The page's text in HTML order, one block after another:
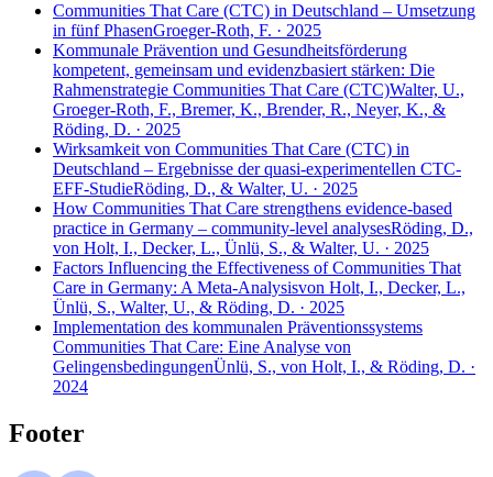
Communities That Care (CTC) in Deutschland – Umsetzung
in fünf PhasenGroeger-Roth, F. · 2025
Kommunale Prävention und Gesundheitsförderung
kompetent, gemeinsam und evidenzbasiert stärken: Die
Rahmenstrategie Communities That Care (CTC)Walter, U.,
Groeger-Roth, F., Bremer, K., Brender, R., Neyer, K., &
Röding, D. · 2025
Wirksamkeit von Communities That Care (CTC) in
Deutschland – Ergebnisse der quasi-experimentellen CTC-
EFF-StudieRöding, D., & Walter, U. · 2025
How Communities That Care strengthens evidence-based
practice in Germany – community-level analysesRöding, D.,
von Holt, I., Decker, L., Ünlü, S., & Walter, U. · 2025
Factors Influencing the Effectiveness of Communities That
Care in Germany: A Meta-Analysisvon Holt, I., Decker, L.,
Ünlü, S., Walter, U., & Röding, D. · 2025
Implementation des kommunalen Präventionssystems
Communities That Care: Eine Analyse von
GelingensbedingungenÜnlü, S., von Holt, I., & Röding, D. ·
2024
Footer